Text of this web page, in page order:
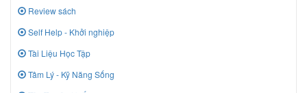
Review sách
Self Help - Khởi nghiệp
Tài Liệu Học Tập
Tâm Lý - Kỹ Năng Sống